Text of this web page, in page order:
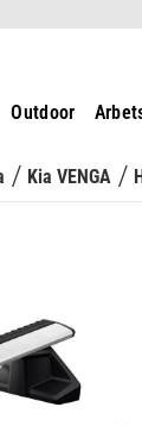
Outdoor
Kia VENGA